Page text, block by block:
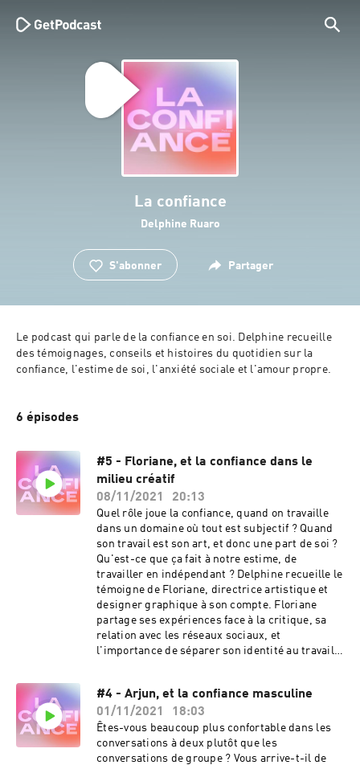
La confiance
Delphine Ruaro
S'abonner Partager
Le podcast qui parle de la confiance en soi. Delphine recueille
des témoignages, conseils et histoires du quotidien sur la
confiance, l'estime de soi, l'anxiété sociale et l'amour propre.
6 épisodes
#5 - Floriane, et la confiance dans le
milieu créatif
08/11/2021
20:13
Quel rôle joue la confiance, quand on travaille
dans un domaine où tout est subjectif ? Quand
son travail est son art, et donc une part de soi ?
Qu'est-ce que ça fait à notre estime, de
travailler en indépendant ? Delphine recueille le
témoigne de Floriane, directrice artistique et
designer graphique à son compte. Floriane
partage ses expériences face à la critique, sa
relation avec les réseaux sociaux, et
l'importance de séparer son identité au travail
Arles (Musicbed) et l'identité visuelle de
Floriane Rousselot.
#4 - Arjun, et la confiance masculine
01/11/2021
18:03
Êtes-vous beaucoup plus confortable dans les
conversations à deux plutôt que les
conversations de groupe ? Vous arrive-t-il de